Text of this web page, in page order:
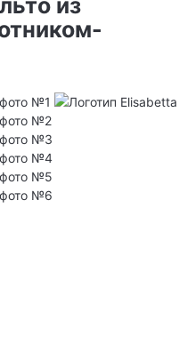
из